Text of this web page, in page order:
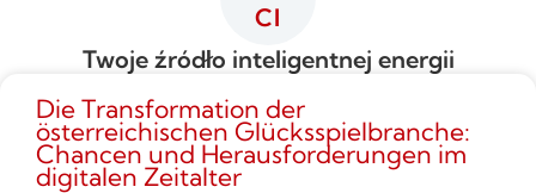
CI
Twoje źródło inteligentnej energii
Die Transformation der
österreichischen Glücksspielbranche:
Chancen und Herausforderungen im
digitalen Zeitalter